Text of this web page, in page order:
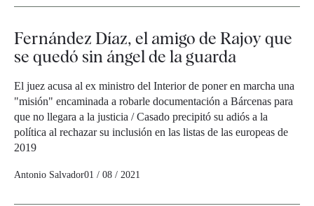
Fernández Díaz, el amigo de Rajoy que
se quedó sin ángel de la guarda
El juez acusa al ex ministro del Interior de poner en marcha una
"misión" encaminada a robarle documentación a Bárcenas para
que no llegara a la justicia / Casado precipitó su adiós a la
política al rechazar su inclusión en las listas de las europeas de
2019
Antonio Salvador01 / 08 / 2021